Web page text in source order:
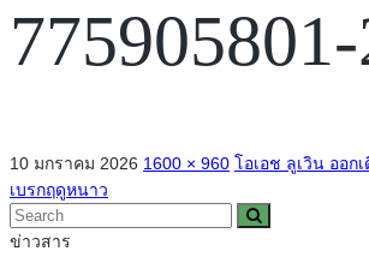
10 มกราคม 2026 1600 × 960 โอเอช ลูเวิน ออก
เบรกฤดูหนาว
ข่าวสาร